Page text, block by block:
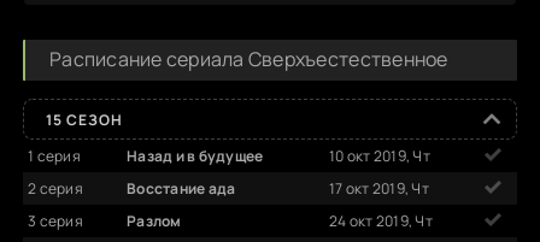
Расписание сериала Сверхъестественное
15 СЕЗОН
1 серия
Назад и в будущее
10 окт 2019, Чт
2 серия
Восстание ада
17 окт 2019, Чт
3 серия
Разлом
24 окт 2019, Чт